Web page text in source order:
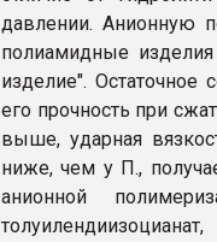
давлении. Анионную
полиамидные
изделие".
его прочность при
выше, ударная
ниже, чем у П.,
анионной